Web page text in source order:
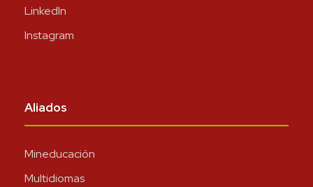
LinkedIn
Instagram
Aliados
Mineducación
Multidiomas